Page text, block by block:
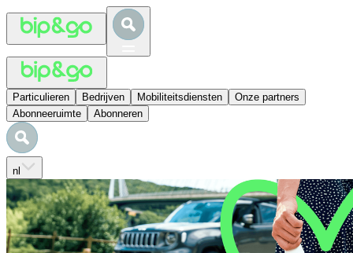
Particulieren Bedrijven Mobiliteitsdiensten
Onze partners
Abonneeruimte
Abonneren
nl